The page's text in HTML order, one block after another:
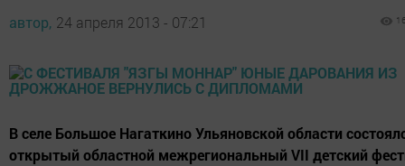
автор, 24 апреля 2013 - 07:21
В селе Большое Нагаткино Ульяновской области
открытый областной межрегиональный VII детский